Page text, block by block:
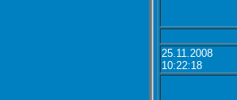
25.11.2008
10:22:18